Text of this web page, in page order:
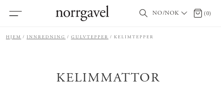
NO/NOK 0 (0)
HJEM INNREDNING GULVTEPPER KELIMTEPPER
KELIMMATTOR